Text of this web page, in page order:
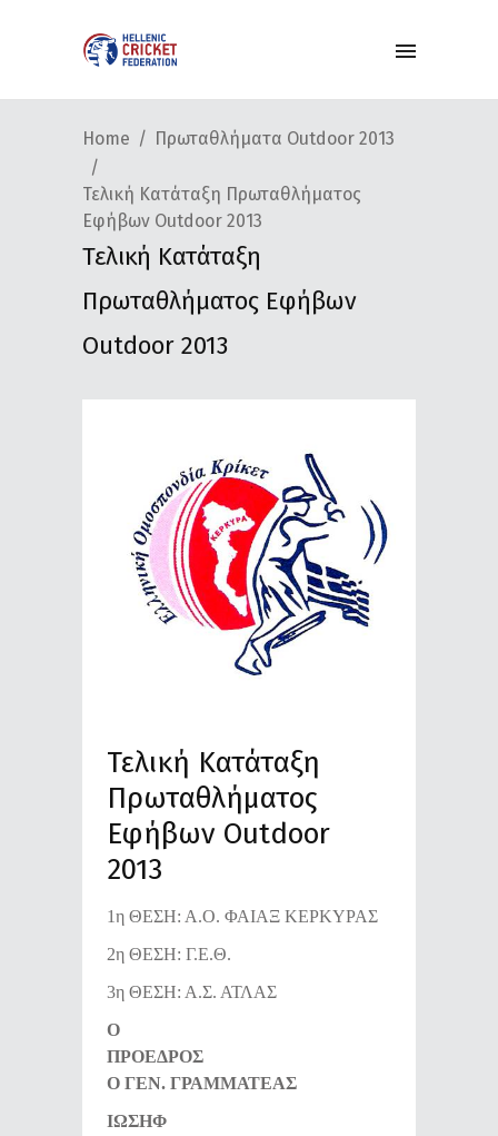
Home Πρωταθλήματα Outdoor 2013
Τελική Κατάταξη Πρωταθλήματος
Εφήβων Outdoor 2013
Τελική Κατάταξη
Πρωταθλήματος Εφήβων
Outdoor 2013
Τελική Κατάταξη
Πρωταθλήματος
Εφήβων Outdoor
2013
1η ΘΕΣΗ: Α.Ο. ΦΑΙΑΞ ΚΕΡΚΥΡΑΣ
2η ΘΕΣΗ: Γ.Ε.Θ.
3η ΘΕΣΗ: Α.Σ. ΑΤΛΑΣ
Ο
ΠΡΟΕΔΡΟΣ
Ο ΓΕΝ. ΓΡΑΜΜΑΤΕΑΣ
ΙΩΣΗΦ